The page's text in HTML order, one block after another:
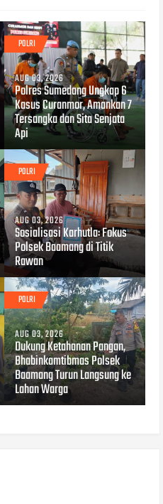
POLRI
AUG 03, 2026
Polres Sumedang Ungkap 6
Kasus Curanmor, Amankan 7
Tersangka dan Sita Senjata
Api
POLRI
AUG 03, 2026
Sosialisasi Karhutla: Fokus
Polsek Baamang di Titik
Rawan
POLRI
AUG 03, 2026
Dukung Ketahanan Pangan,
Bhabinkamtibmas Polsek
Baamang Turun Langsung ke
Lahan Warga